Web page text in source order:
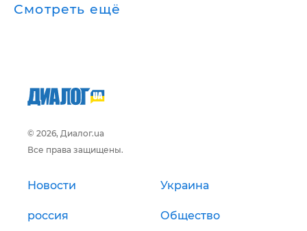
Смотреть ещё
© 2026, Диалог.ua
Все права защищены.
Новости Украина
россия Общество